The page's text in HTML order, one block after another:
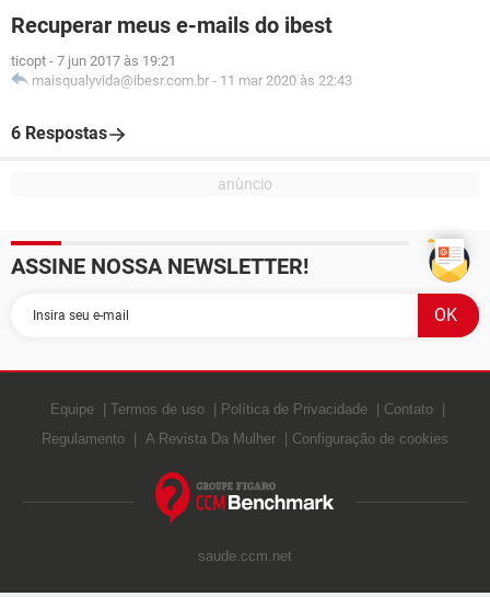
Recuperar meus e-mails do ibest
ticopt - 7 jun 2017 às 19:21
maisqualyvida@ibesr.com.br - 11 mar 2020 às 22:43
6 Respostas
ASSINE NOSSA NEWSLETTER!
Equipe Termos de uso Política de Privacidade
Contato
Regulamento
A Revista Da Mulher Configuração de cookies
saude.ccm.net